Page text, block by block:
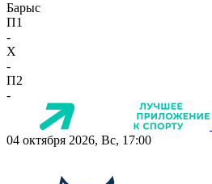
Барыс
П1
-
X
-
П2
-
04 октября 2026, Вс, 17:00